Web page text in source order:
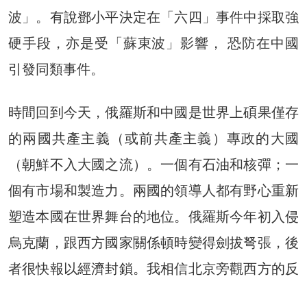
波」。有說鄧小平決定在「六四」事件中採取強
硬手段，亦是受「蘇東波」影響， 恐防在中國
引發同類事件。
時間回到今天，俄羅斯和中國是世界上碩果僅存
的兩國共產主義（或前共產主義）專政的大國
（朝鮮不入大國之流）。一個有石油和核彈；一
個有市場和製造力。兩國的領導人都有野心重新
塑造本國在世界舞台的地位。俄羅斯今年初入侵
烏克蘭，跟西方國家關係頓時變得劍拔弩張，後
者很快報以經濟封鎖。我相信北京旁觀西方的反